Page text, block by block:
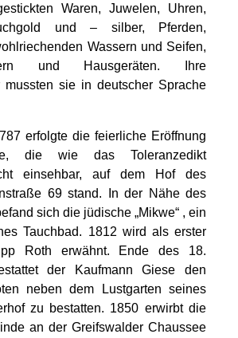
Waren, Juwelen, Uhren,
und – silber, Pferden,
Wassern und Seifen,
und Hausgeräten. Ihre
mussten sie in deutscher Sprache
erfolgte die feierliche Eröffnung
die wie das Toleranzedikt
einsehbar, auf dem Hof des
69 stand. In der Nähe des
sich die jüdische „Mikwe“ , ein
Tauchbad. 1812 wird als erster
Roth erwähnt. Ende des 18.
der Kaufmann Giese den
neben dem Lustgarten seines
zu bestatten. 1850 erwirbt die
an der Greifswalder Chaussee